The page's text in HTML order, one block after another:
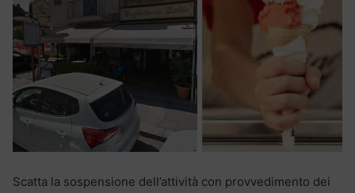
Scatta la sospensione dell’attività con provvedimento dei